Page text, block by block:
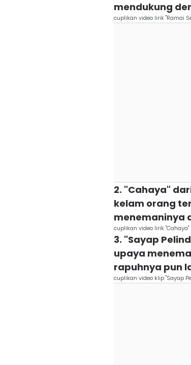
mendukung
cuplikan video lirik "Ramai
2. "Cahaya"
kelam orang
menemaninya
cuplikan video lirik
3. "Sayap
upaya
rapuhnya pun
cuplikan video klip "Sayap